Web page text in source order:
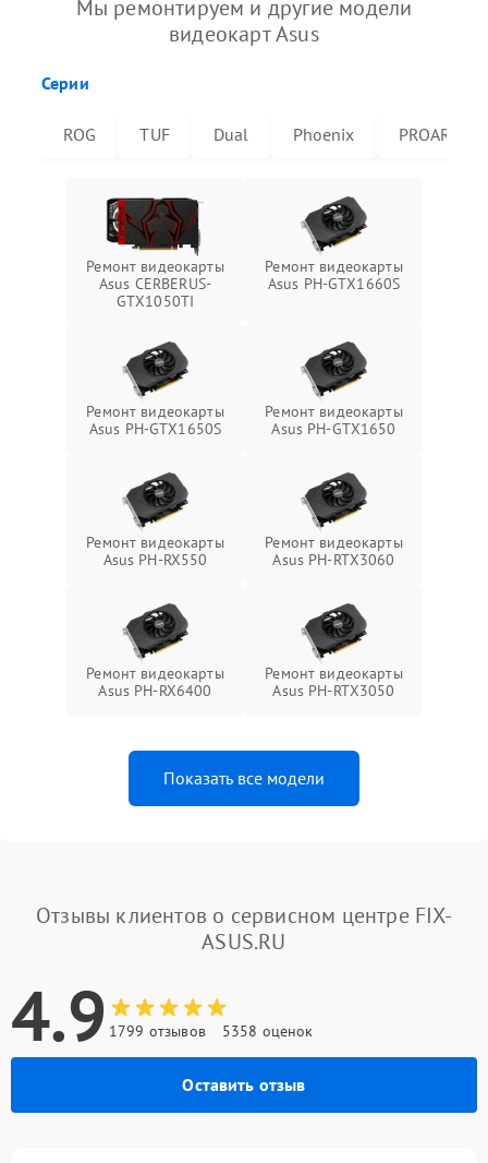
Мы ремонтируем и другие модели
видеокарт Asus
Серии
ROG TUF Dual Phoenix PROART
Ремонт видеокарты
Asus CERBERUS-
GTX1050TI
Ремонт видеокарты
Asus PH-GTX1660S
Ремонт видеокарты
Asus PH-GTX1650S
Ремонт видеокарты
Asus PH-GTX1650
Ремонт видеокарты
Asus PH-RX550
Ремонт видеокарты
Asus PH-RTX3060
Ремонт видеокарты
Asus PH-RX6400
Ремонт видеокарты
Asus PH-RTX3050
Показать все модели
Отзывы клиентов о сервисном центре FIX-
ASUS.RU
4.9 1799 отзывов 5358 оценок
Оставить отзыв